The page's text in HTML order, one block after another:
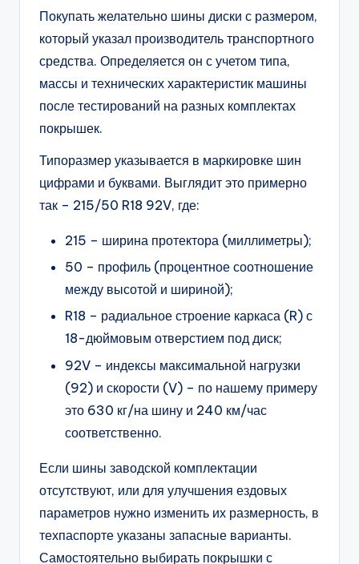
Покупать желательно шины диски с размером,
который указал производитель транспортного
средства. Определяется он с учетом типа,
массы и технических характеристик машины
после тестирований на разных комплектах
покрышек.
Типоразмер указывается в маркировке шин
цифрами и буквами. Выглядит это примерно
так – 215/50 R18 92V, где:
215 – ширина протектора (миллиметры);
50 – профиль (процентное соотношение
между высотой и шириной);
R18 – радиальное строение каркаса (R) с
18-дюймовым отверстием под диск;
92V – индексы максимальной нагрузки
(92) и скорости (V) – по нашему примеру
это 630 кг/на шину и 240 км/час
соответственно.
Если шины заводской комплектации
отсутствуют, или для улучшения ездовых
параметров нужно изменить их размерность, в
техпаспорте указаны запасные варианты.
Самостоятельно выбирать покрышки с